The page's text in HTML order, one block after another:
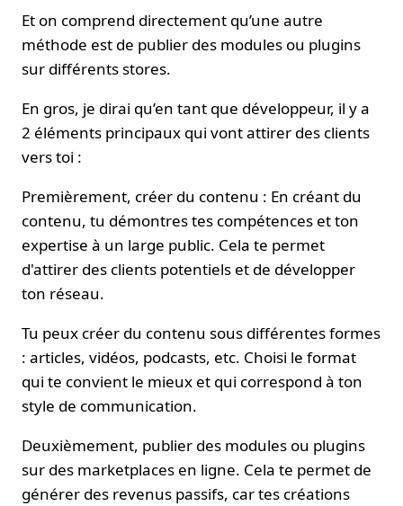
Et on comprend directement qu’une autre
méthode est de publier des modules ou plugins
sur différents stores.
En gros, je dirai qu’en tant que développeur, il y a
2 éléments principaux qui vont attirer des clients
vers toi :
Premièrement, créer du contenu : En créant du
contenu, tu démontres tes compétences et ton
expertise à un large public. Cela te permet
d'attirer des clients potentiels et de développer
ton réseau.
Tu peux créer du contenu sous différentes formes
: articles, vidéos, podcasts, etc. Choisi le format
qui te convient le mieux et qui correspond à ton
style de communication.
Deuxièmement, publier des modules ou plugins
sur des marketplaces en ligne. Cela te permet de
générer des revenus passifs, car tes créations